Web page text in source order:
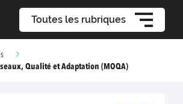
Toutes les rubriques
Qualité et Adaptation (MOQA)